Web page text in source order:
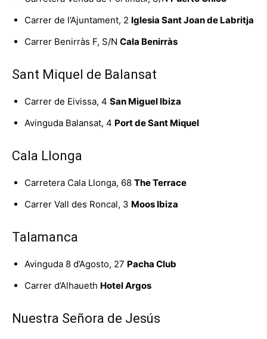
Carrer de l’Ajuntament, 2 Iglesia Sant Joan de Labritja
Carrer Benirràs F, S/N Cala Benirràs
Sant Miquel de Balansat
Carrer de Eivissa, 4 San Miguel Ibiza
Avinguda Balansat, 4 Port de Sant Miquel
Cala Llonga
Carretera Cala Llonga, 68 The Terrace
Carrer Vall des Roncal, 3 Moos Ibiza
Talamanca
Avinguda 8 d’Agosto, 27 Pacha Club
Carrer d’Alhaueth Hotel Argos
Nuestra Señora de Jesús